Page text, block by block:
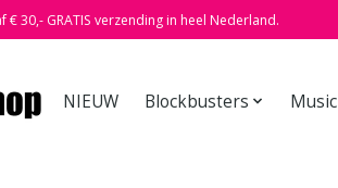
€ 30,- GRATIS verzending in heel Nederland.
NIEUW Blockbusters Music